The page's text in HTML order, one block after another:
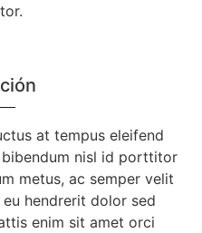
at tempus eleifend
nisl id porttitor
metus, ac semper velit
hendrerit dolor sed
enim sit amet orci